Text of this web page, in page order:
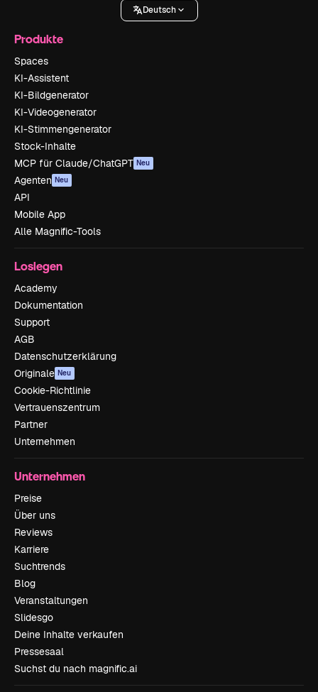
Deutsch
Produkte
Spaces
KI-Assistent
KI-Bildgenerator
KI-Videogenerator
KI-Stimmengenerator
Stock-Inhalte
MCP für Claude/ChatGPT Neu
Agenten Neu
API
Mobile App
Alle Magnific-Tools
Loslegen
Academy
Dokumentation
Support
AGB
Datenschutzerklärung
Originale Neu
Cookie-Richtlinie
Vertrauenszentrum
Partner
Unternehmen
Unternehmen
Preise
Über uns
Reviews
Karriere
Suchtrends
Blog
Veranstaltungen
Slidesgo
Deine Inhalte verkaufen
Pressesaal
Suchst du nach magnific.ai